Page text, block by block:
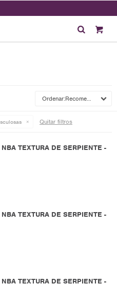
Recomendados
Quitar filtros
TEXTURA DE SERPIENTE -
TEXTURA DE SERPIENTE -
TEXTURA DE SERPIENTE -